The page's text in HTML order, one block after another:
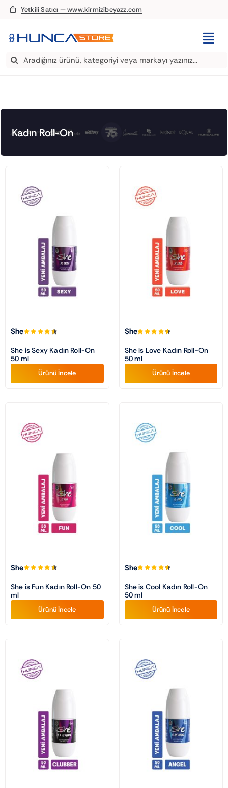
Skip
content
Yetkili Satıcı — www.kirmizibeyazz.com
EDT Parfüm
Şampuan
Saç Kremi
Traş Kolonyası
Tıraş Köpüğü
Vücut Spreyi
Avantajlı Ürün Setleri
Search
Kadın Roll-On
She
She is Sexy Kadın Roll-On
50 ml
Ürünü İncele
She
She is Love Kadın Roll-On
50 ml
Ürünü İncele
She
She is Fun Kadın Roll-On 50
ml
Ürünü İncele
She
She is Cool Kadın Roll-On
50 ml
Ürünü İncele